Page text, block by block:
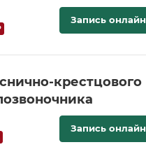
Запись онлайн
крестцового
Запись онлайн